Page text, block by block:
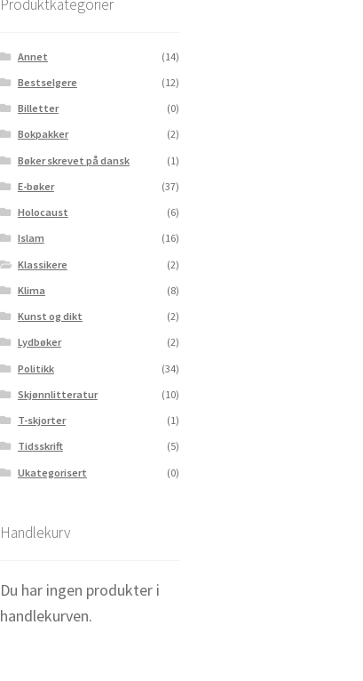
Produktkategorier
Annet
(14)
Bestselgere
(12)
Billetter
(0)
Bokpakker
(2)
Bøker skrevet på dansk
(1)
E-bøker
(37)
Holocaust
(6)
Islam
(16)
Klassikere
(2)
Klima
(8)
Kunst og dikt
(2)
Lydbøker
(2)
Politikk
(34)
Skjønnlitteratur
(10)
T-skjorter
(1)
Tidsskrift
(5)
Ukategorisert
(0)
Handlekurv
Du har ingen produkter i
handlekurven.